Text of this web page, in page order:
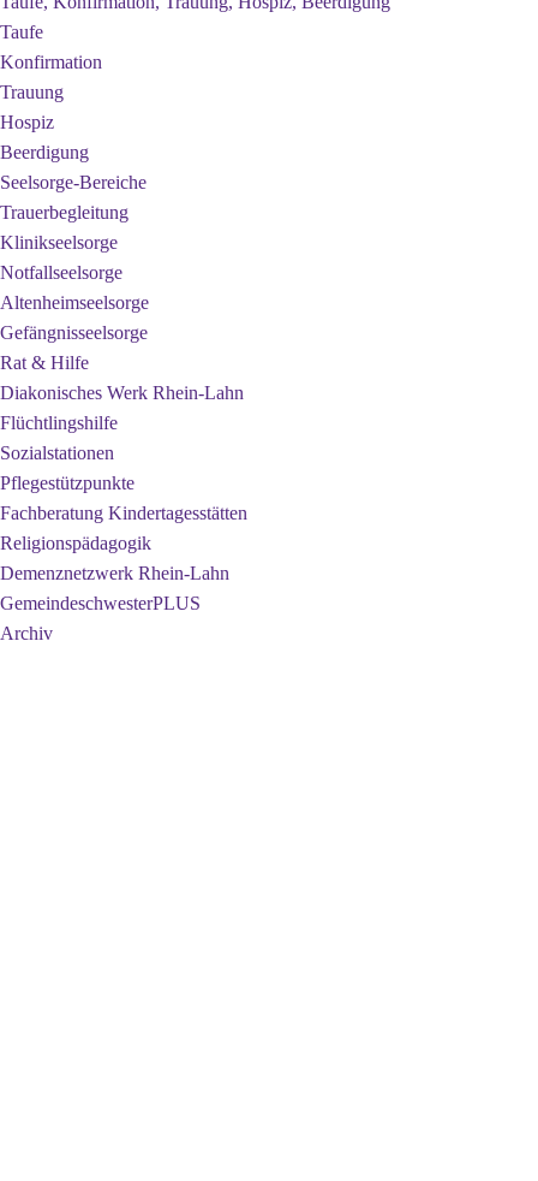
Taufe
Konfirmation
Trauung
Hospiz
Beerdigung
Seelsorge-Bereiche
Trauerbegleitung
Klinikseelsorge
Notfallseelsorge
Altenheimseelsorge
Gefängnisseelsorge
Rat & Hilfe
Diakonisches Werk Rhein-Lahn
Flüchtlingshilfe
Sozialstationen
Pflegestützpunkte
Fachberatung Kindertagesstätten
Religionspädagogik
Demenznetzwerk Rhein-Lahn
GemeindeschwesterPLUS
Archiv